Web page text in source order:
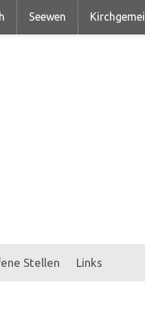
Seewen
Stellen Links